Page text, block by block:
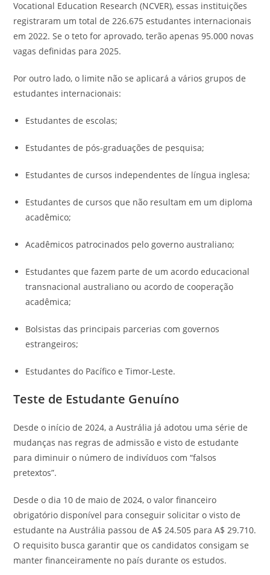
Vocational Education Research (NCVER), essas instituições
registraram um total de 226.675 estudantes internacionais
em 2022. Se o teto for aprovado, terão apenas 95.000 novas
vagas definidas para 2025.
Por outro lado, o limite não se aplicará a vários grupos de
estudantes internacionais:
Estudantes de escolas;
Estudantes de pós-graduações de pesquisa;
Estudantes de cursos independentes de língua inglesa;
Estudantes de cursos que não resultam em um diploma
acadêmico;
Acadêmicos patrocinados pelo governo australiano;
Estudantes que fazem parte de um acordo educacional
transnacional australiano ou acordo de cooperação
acadêmica;
Bolsistas das principais parcerias com governos
estrangeiros;
Estudantes do Pacífico e Timor-Leste.
Teste de Estudante Genuíno
Desde o início de 2024, a Austrália já adotou uma série de
mudanças nas regras de admissão e visto de estudante
para diminuir o número de indivíduos com “falsos
pretextos”.
Desde o dia 10 de maio de 2024, o valor financeiro
obrigatório disponível para conseguir solicitar o visto de
estudante na Austrália passou de A$ 24.505 para A$ 29.710.
O requisito busca garantir que os candidatos consigam se
manter financeiramente no país durante os estudos.